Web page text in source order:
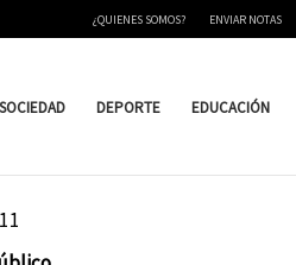
¿QUIENES SOMOS? ENVIAR NOTAS
SOCIEDAD DEPORTE EDUCACIÓN